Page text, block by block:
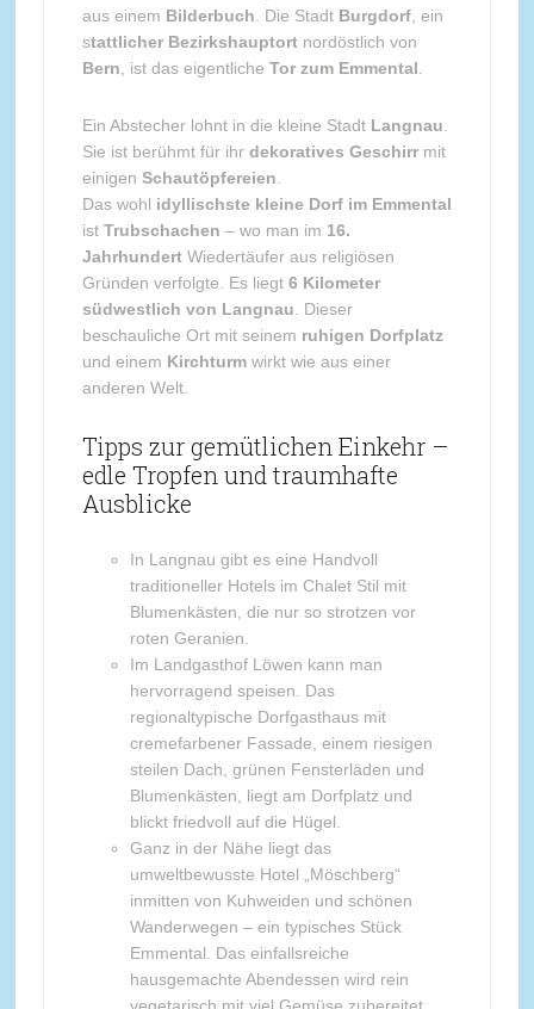
aus einem Bilderbuch . Die Stadt Burgdorf, ein
stattlicher Bezirkshauptortnordöstlich von
Bern , ist das eigentliche Tor zum Emmental
Ein Abstecher lohnt in die kleine Stadt Langnau
Sie ist berühmt für ihr dekoratives Geschirrmit
einigen Schautöpfereien
Das wohl idyllischste kleine Dorf im Emmental
ist Trubschachen – wo man im 16.
JahrhundertWiedertäufer aus religiösen
Gründen verfolgte. Es liegt 6 Kilometer
südwestlich von Langnau . Dieser
beschauliche Ort mit seinem ruhigen Dorfplatz
und einem Kirchturmwirkt wie aus einer
anderen Welt.
Tipps zur gemütlichen Einkehr –
edle Tropfen und traumhafte
Ausblicke
In Langnau gibt es eine Handvoll
traditioneller Hotels im Chalet Stil mit
Blumenkästen, die nur so strotzen vor
roten Geranien.
Im Landgasthof Löwen kann man
hervorragend speisen. Das
regionaltypische Dorfgasthaus mit
cremefarbener Fassade, einem riesigen
steilen Dach, grünen Fensterläden und
Blumenkästen, liegt am Dorfplatz und
blickt friedvoll auf die Hügel.
Ganz in der Nähe liegt das
umweltbewusste Hotel „Möschberg“
inmitten von Kuhweiden und schönen
Wanderwegen – ein typisches Stück
Emmental. Das einfallsreiche
hausgemachte Abendessen wird rein